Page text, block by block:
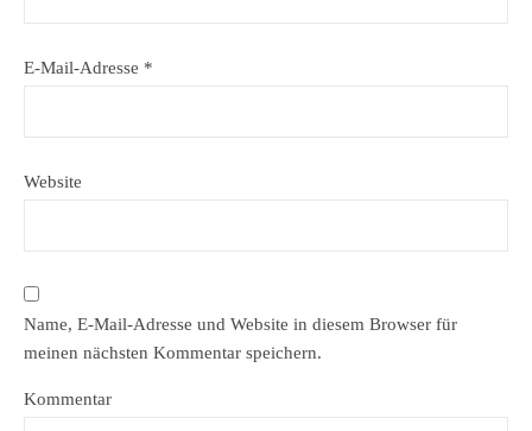
E-Mail-Adresse *
Website
Name, E-Mail-Adresse und Website in diesem Browser für
meinen nächsten Kommentar speichern.
Kommentar